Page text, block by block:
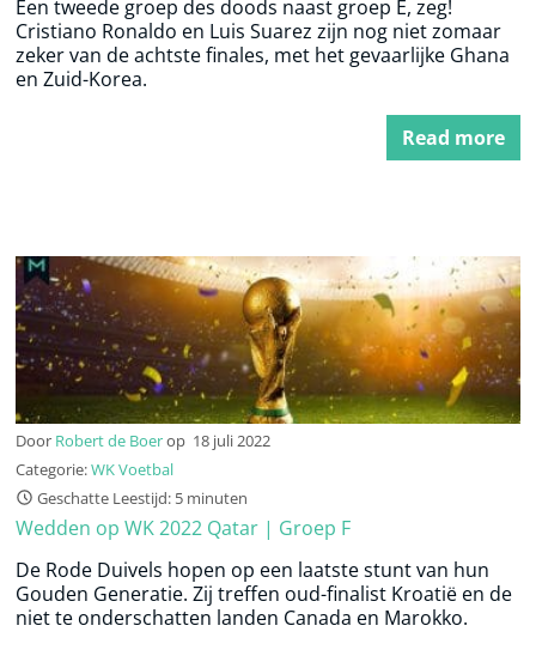
Een tweede groep des doods naast groep E, zeg!
Cristiano Ronaldo en Luis Suarez zijn nog niet zomaar
zeker van de achtste finales, met het gevaarlijke Ghana
en Zuid-Korea.
Read more
Door Robert de Boerop 18 juli 2022
Categorie:WK Voetbal
Geschatte Leestijd: 5 minuten
Wedden op WK 2022 Qatar | Groep F
De Rode Duivels hopen op een laatste stunt van hun
Gouden Generatie. Zij treffen oud-finalist Kroatië en de
niet te onderschatten landen Canada en Marokko.